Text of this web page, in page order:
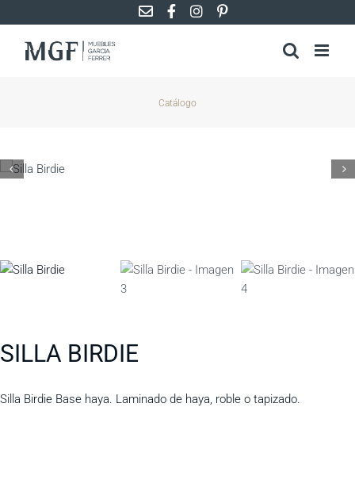
al
contenido
Catálogo
SILLA BIRDIE
Silla Birdie Base haya. Laminado de haya, roble o tapizado.